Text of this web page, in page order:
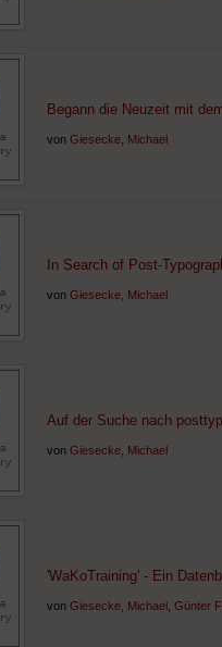
Begann die Neuzeit mit
von Giesecke, Michael
In Search of Post-
von Giesecke, Michael
Auf der Suche nach
von Giesecke, Michael
'WaKoTraining' - Ein
von Giesecke, Michael Günter